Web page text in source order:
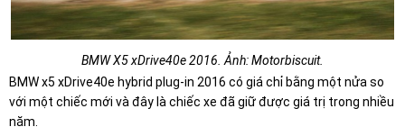
BMW X5 xDrive40e 2016. Ảnh: Motorbiscuit.
BMW x5 xDrive40e hybrid plug-in 2016 có giá chỉ bằng một nửa so
với một chiếc mới và đây là chiếc xe đã giữ được giá trị trong nhiều
năm.